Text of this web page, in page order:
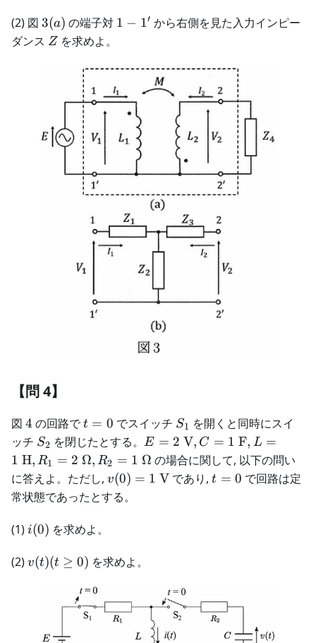
(2) 図 3(a)
3(a) の端子対 1-
1 − 1′ から右側を見た入力インピー
ダンス Z
Z を求めよ。
【問 4】
図 4
4 の回路でt
=
0
t = 0 でスイッチ S_1
S1 を開くと同時にスイ
ッチ S_2
S2 を閉じたとする。E = 2\text{
V},C =
1\text{ F},L
= 1\text{
E = 2 V, C = 1 F, L =
1 H, R1 = 2 Ω, R2 = 1 Ω の場合に関して, 以下の問い
に答えよ。ただし, v(0) =
1\text{
v(0) = 1 V であり,t
t = 0 で回路は定
常状態であったとする。
(1)i(0)
i(0) を求めよ。
(2)v(t)
v(t)(t ≥ 0) を求めよ。